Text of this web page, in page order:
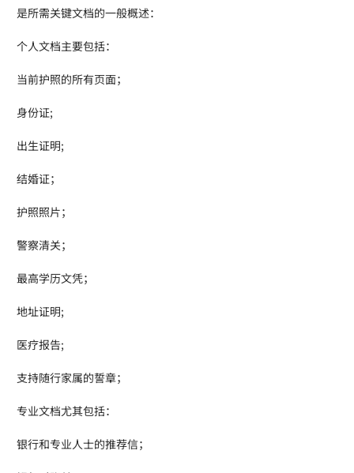
是所需关键文档的一般概述：
个人文档主要包括：
当前护照的所有页面；
身份证;
出生证明;
结婚证；
护照照片；
警察清关；
最高学历文凭；
地址证明;
医疗报告;
支持随行家属的誓章；
专业文档尤其包括：
银行和专业人士的推荐信；